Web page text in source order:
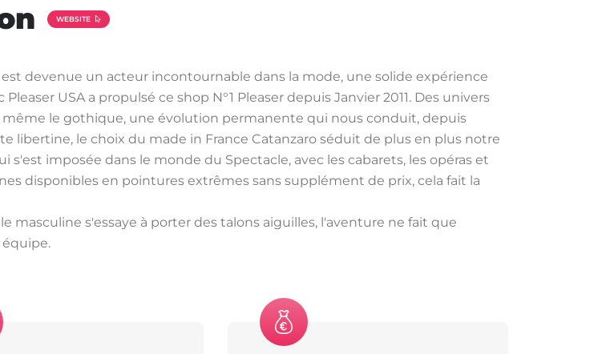
WEBSITE
devenue un acteur incontournable dans la mode, une solide expérience
USA a propulsé ce shop N°1 Pleaser depuis Janvier 2011. Des univers
même le gothique, une évolution permanente qui nous conduit, depuis
libertine, le choix du made in France Catanzaro séduit de plus en plus notre
imposée dans le monde du Spectacle, avec les cabarets, les opéras et
disponibles en pointures extrêmes sans supplément de prix, cela fait la
s'essaye à porter des talons aiguilles, l'aventure ne fait que